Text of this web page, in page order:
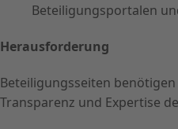
Beteiligungsportalen
Herausforderung
Beteiligungsseiten
Transparenz und Expertise